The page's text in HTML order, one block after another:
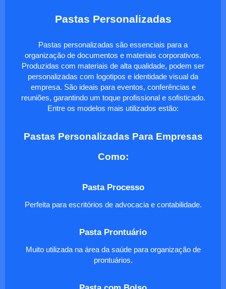
Pastas Personalizadas
Pastas personalizadas são essenciais para a
organização de documentos e materiais corporativos.
Produzidas com materiais de alta qualidade, podem ser
personalizadas com logotipos e identidade visual da
empresa. São ideais para eventos, conferências e
reuniões, garantindo um toque profissional e sofisticado.
Entre os modelos mais utilizados estão:
Pastas Personalizadas Para Empresas
Como:
Pasta Processo
Perfeita para escritórios de advocacia e contabilidade.
Pasta Prontuário
Muito utilizada na área da saúde para organização de
prontuários.